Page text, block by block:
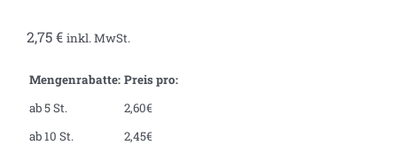
2,75€ inkl. MwSt.
Mengenrabatte: Preis pro:
ab 5 St.
2,60€
ab 10 St.
2,45€